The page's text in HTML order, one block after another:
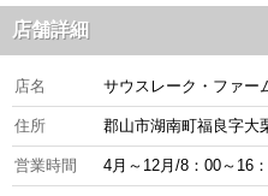
店舗詳細
店名 サウスレーク・ファー
住所 郡山市湖南町福良字大
営業時間 4月～12月/8：00～16